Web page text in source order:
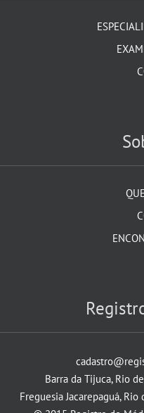
Barra da Tijuca, Rio
Freguesia Jacarepaguá, Rio